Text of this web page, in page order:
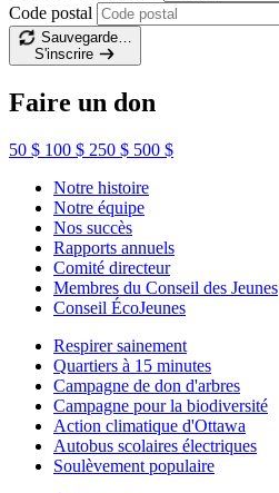
Code postal
Sauvegarde…
S'inscrire
Faire un don
50 $ 100 $ 250 $ 500 $
Notre histoire
Notre équipe
Nos succès
Rapports annuels
Comité directeur
Membres du Conseil des Jeunes
Conseil ÉcoJeunes
Respirer sainement
Quartiers à 15 minutes
Campagne de don d'arbres
Campagne pour la biodiversité
Action climatique d'Ottawa
Autobus scolaires électriques
Soulèvement populaire